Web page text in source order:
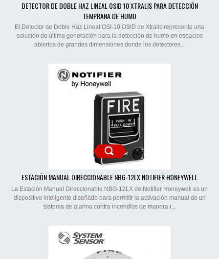
DETECTOR DE DOBLE HAZ LINEAL OSID 10 XTRALIS PARA DETECCIÓN
TEMPRANA DE HUMO
El Detector de Doble Haz Lineal OSI-10 OSID de Xtralis representa una
solución de última generación para la detección de humo en espacios
abiertos de grandes dimensiones donde los detectores...
ESTACIÓN MANUAL DIRECCIONABLE NBG-12LX NOTIFIER HONEYWELL
La Estación Manual Direccionable NBG-12LX de Notifier Honeywell es un
dispositivo inteligente diseñado para permitir la activación manual de un
sistema de alarma contra incendios de manera r...